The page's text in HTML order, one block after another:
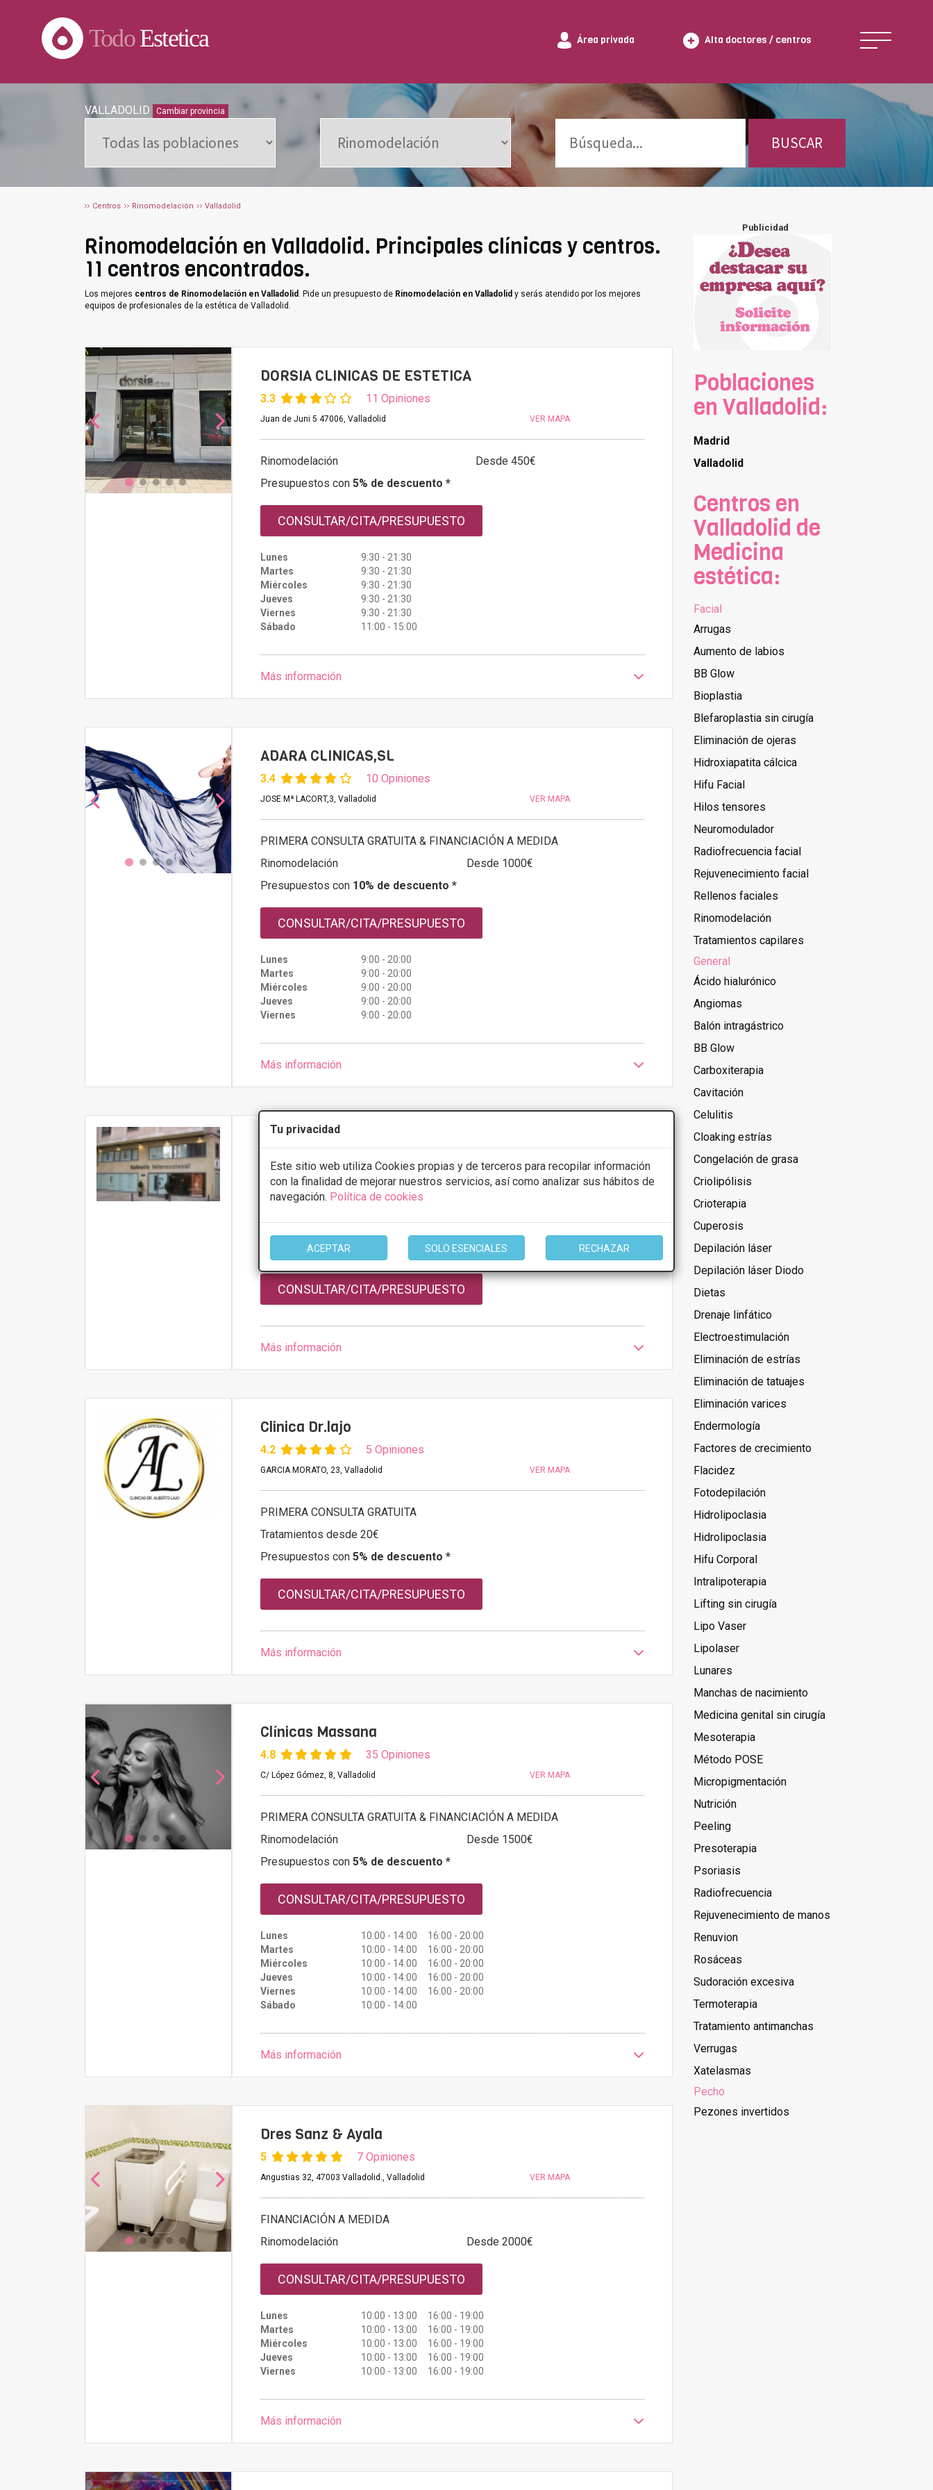
Tu privacidad
Este sitio web utiliza Cookies propias y de terceros para recopilar información
con la finalidad de mejorar nuestros servicios, así como analizar sus hábitos de
navegación. Política de cookies
ACEPTAR SOLO ESENCIALES RECHAZAR
TodoEstetica Área privada Alta doctores / centros
VALLADOLID Cambiar provincia
BUSCAR
Centros Rinomodelación Valladolid
Rinomodelación en Valladolid. Principales clínicas y centros.
11 centros encontrados.
Los mejores centros de Rinomodelación en Valladolid . Pide un presupuesto de Rinomodelación en Valladolid y serás atendido por los mejores
equipos de profesionales de la estética de Valladolid.
DORSIA CLINICAS DE ESTETICA
3.3 11 Opiniones
Juan de Juni 5 47006, Valladolid VER MAPA
Rinomodelación
Desde 450€
Presupuestos con 5% de descuento *
CONSULTAR/CITA/PRESUPUESTO
Lunes
9:30 - 21:30
Martes
9:30 - 21:30
Miércoles
9:30 - 21:30
Jueves
9:30 - 21:30
Viernes
9:30 - 21:30
Sábado
11:00 - 15:00
Más información
ADARA CLINICAS,SL
3.4 10 Opiniones
JOSE Mª LACORT,3, Valladolid VER MAPA
PRIMERA CONSULTA GRATUITA & FINANCIACIÓN A MEDIDA
Rinomodelación
Desde 1000€
Presupuestos con 10% de descuento *
CONSULTAR/CITA/PRESUPUESTO
Lunes
9:00 - 20:00
Martes
9:00 - 20:00
Miércoles
9:00 - 20:00
Jueves
9:00 - 20:00
Viernes
9:00 - 20:00
Más información
CLÍNICA ESTHETIC INTERNACIONAL
5 Opiniones
CL MURO, 7, Valladolid VER MAPA
Presupuestos con
5% de descuento *
CONSULTAR/CITA/PRESUPUESTO
Más información
Clinica Dr.lajo
4.2 5 Opiniones
GARCIA MORATO, 23, Valladolid VER MAPA
PRIMERA CONSULTA GRATUITA
Tratamientos desde 20€
Presupuestos con 5% de descuento *
CONSULTAR/CITA/PRESUPUESTO
Más información
Clínicas Massana
4.8 35 Opiniones
C/ López Gómez, 8, Valladolid VER MAPA
PRIMERA CONSULTA GRATUITA & FINANCIACIÓN A MEDIDA
Rinomodelación
Desde 1500€
Presupuestos con 5% de descuento *
CONSULTAR/CITA/PRESUPUESTO
Lunes
10:00 - 14:00 16:00 - 20:00
Martes
10:00 - 14:00 16:00 - 20:00
Miércoles
10:00 - 14:00 16:00 - 20:00
Jueves
10:00 - 14:00 16:00 - 20:00
Viernes
10:00 - 14:00 16:00 - 20:00
Sábado
10:00 - 14:00
Más información
Dres Sanz & Ayala
5 7 Opiniones
Angustias 32, 47003 Valladolid., Valladolid VER MAPA
FINANCIACIÓN A MEDIDA
Rinomodelación
Desde 2000€
CONSULTAR/CITA/PRESUPUESTO
Lunes
10:00 - 13:00 16:00 - 19:00
Martes
10:00 - 13:00 16:00 - 19:00
Miércoles
10:00 - 13:00 16:00 - 19:00
Jueves
10:00 - 13:00 16:00 - 19:00
Viernes
10:00 - 13:00 16:00 - 19:00
Más información
Publicidad
Poblaciones
en Valladolid:
Madrid
Valladolid
Centros en
Valladolid de
Medicina
estética:
Facial
Arrugas
Aumento de labios
BB Glow
Bioplastia
Blefaroplastia sin cirugía
Eliminación de ojeras
Hidroxiapatita cálcica
Hifu Facial
Hilos tensores
Neuromodulador
Radiofrecuencia facial
Rejuvenecimiento facial
Rellenos faciales
Rinomodelación
Tratamientos capilares
General
Ácido hialurónico
Angiomas
Balón intragástrico
BB Glow
Carboxiterapia
Cavitación
Celulitis
Cloaking estrías
Congelación de grasa
Criolipólisis
Crioterapia
Cuperosis
Depilación láser
Depilación láser Diodo
Dietas
Drenaje linfático
Electroestimulación
Eliminación de estrías
Eliminación de tatuajes
Eliminación varices
Endermología
Factores de crecimiento
Flacidez
Fotodepilación
Hidrolipoclasia
Hidrolipoclasia
Hifu Corporal
Intralipoterapia
Lifting sin cirugía
Lipo Vaser
Lipolaser
Lunares
Manchas de nacimiento
Medicina genital sin cirugía
Mesoterapia
Método POSE
Micropigmentación
Nutrición
Peeling
Presoterapia
Psoriasis
Radiofrecuencia
Rejuvenecimiento de manos
Renuvion
Rosáceas
Sudoración excesiva
Termoterapia
Tratamiento antimanchas
Verrugas
Xatelasmas
Pecho
Pezones invertidos